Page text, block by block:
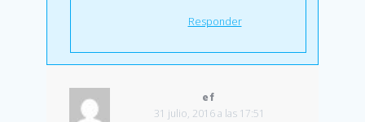
Responder
ef
31 julio, 2016 a las 17:51